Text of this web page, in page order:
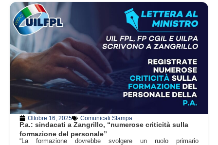
Ottobre 16, 2025 Comunicati Stampa
P.a.: sindacati a Zangrillo, “numerose criticità sulla
formazione del personale”
“La formazione dovrebbe svolgere un ruolo primario